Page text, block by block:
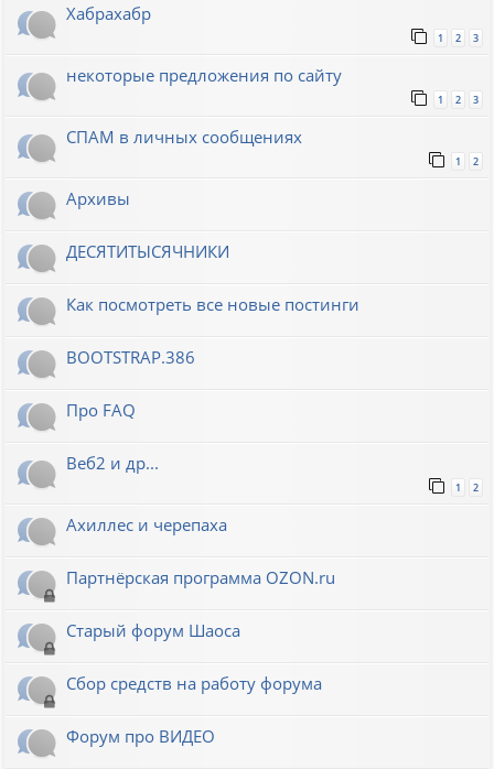
Хабрахабр
1 2 3
некоторые предложения по сайту
1 2 3
СПАМ в личных сообщениях
1 2
Архивы
ДЕСЯТИТЫСЯЧНИКИ
Как посмотреть все новые постинги
BOOTSTRAP.386
Про FAQ
Веб2 и др...
1 2
Ахиллес и черепаха
Партнёрская программа OZON.ru
Старый форум Шаоса
Сбор средств на работу форума
Форум про ВИДЕО